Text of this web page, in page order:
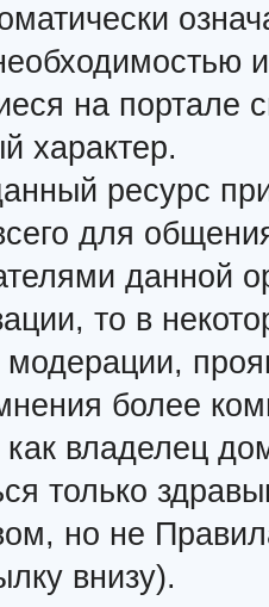
на портале
характер.
ресурс
для
данной
то в
более
владелец
только
но не
внизу).